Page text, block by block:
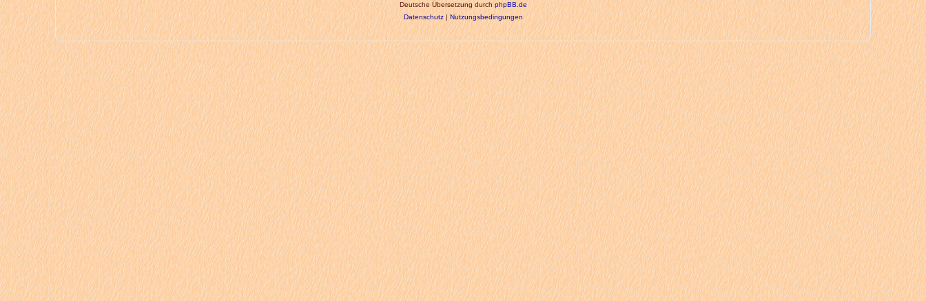
Deutsche Übersetzung durchphpBB.de
Datenschutz|Nutzungsbedingungen